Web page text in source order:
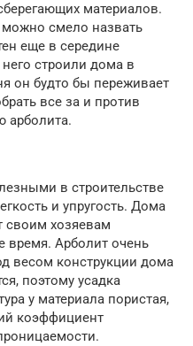
материалов.
смело назвать
еще в середине
строили дома в
он будто бы переживает
все за и против
арболита.
в строительстве
и упругость. Дома
своим хозяевам
время. Арболит очень
весом конструкции дома
поэтому усадка
у материала пористая,
коэффициент